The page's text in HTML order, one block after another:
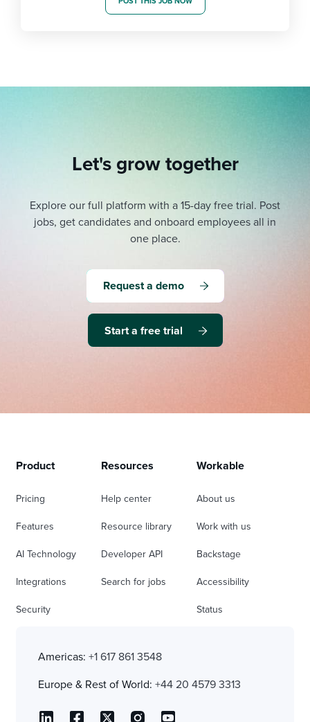
Let's grow together
Explore our full platform with a 15-day free trial. Post
jobs, get candidates and onboard employees all in
one place.
Request a demo
Start a free trial
Product
Pricing
Features
AI Technology
Integrations
Security
Resources
Help center
Resource library
Developer API
Search for jobs
Workable
About us
Work with us
Backstage
Accessibility
Status
Americas: +1 617 861 3548
Europe & Rest of World: +44 20 4579 3313